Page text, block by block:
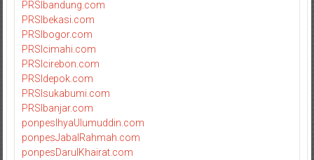
PRSIbandung.com
PRSIbekasi.com
PRSIbogor.com
PRSIcimahi.com
PRSIcirebon.com
PRSIdepok.com
PRSIsukabumi.com
PRSIbanjar.com
ponpesIhyaUlumuddin.com
ponpesJabalRahmah.com
ponpesDarulKhairat.com